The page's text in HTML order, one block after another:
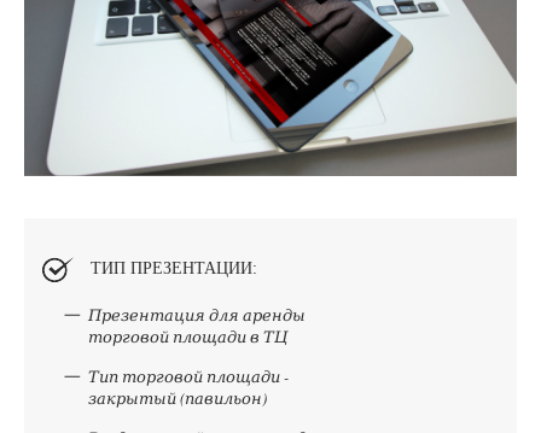
ТИП ПРЕЗЕНТАЦИИ:
Презентация для аренды
торговой площади в ТЦ
Тип торговой площади -
закрытый (павильон)